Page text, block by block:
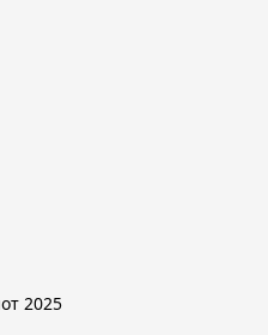
© Компот 2025